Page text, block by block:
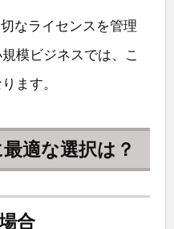
なライセンスを管理
模ビジネスでは、こ
ます。
適な選択は？
合